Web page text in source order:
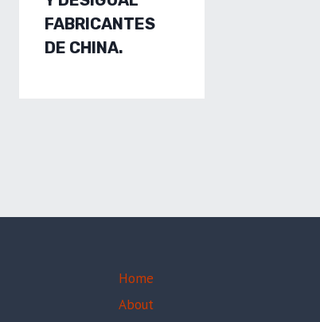
FABRICANTES
DE CHINA.
Home
About